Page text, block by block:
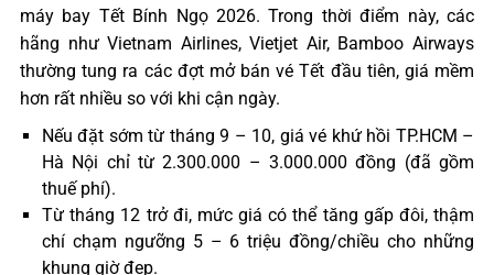
máy bay Tết Bính Ngọ 2026. Trong thời điểm này, các
hãng như Vietnam Airlines, Vietjet Air, Bamboo Airways
thường tung ra các đợt mở bán vé Tết đầu tiên, giá mềm
hơn rất nhiều so với khi cận ngày.
Nếu đặt sớm từ tháng 9 – 10, giá vé khứ hồi TP.HCM –
Hà Nội chỉ từ 2.300.000 – 3.000.000 đồng (đã gồm
thuế phí).
Từ tháng 12 trở đi, mức giá có thể tăng gấp đôi, thậm
chí chạm ngưỡng 5 – 6 triệu đồng/chiều cho những
khung giờ đẹp.